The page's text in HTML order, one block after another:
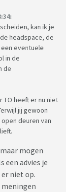
kan ik je
headspace, de
eventuele
in de
de
heeft er nu niet
jij gewoon
deuren van
mogen
een advies je
niet op.